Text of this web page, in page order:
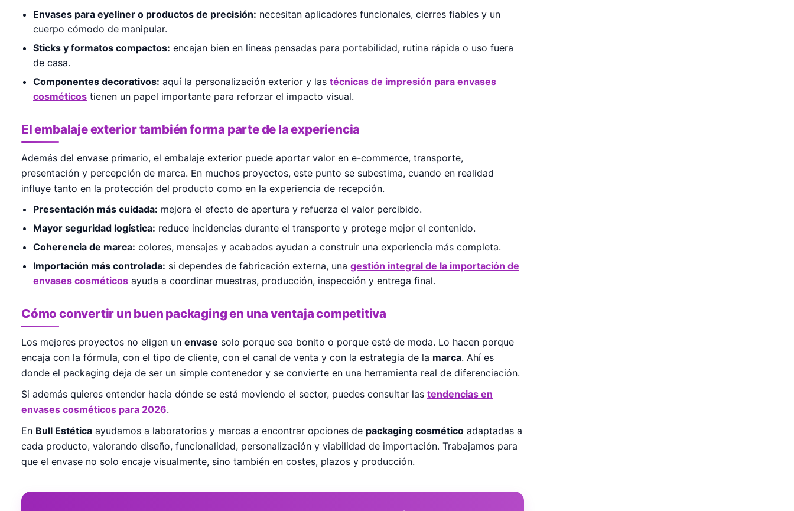
Envases para eyeliner o productos de precisión: necesitan aplicadores funcionales, cierres fiables y un
cuerpo cómodo de manipular.
Sticks y formatos compactos: encajan bien en líneas pensadas para portabilidad, rutina rápida o uso fuera
de casa.
Componentes decorativos: aquí la personalización exterior y las técnicas de impresión para envases
cosméticos tienen un papel importante para reforzar el impacto visual.
El embalaje exterior también forma parte de la experiencia
Además del envase primario, el embalaje exterior puede aportar valor en e-commerce, transporte,
presentación y percepción de marca. En muchos proyectos, este punto se subestima, cuando en realidad
influye tanto en la protección del producto como en la experiencia de recepción.
Presentación más cuidada: mejora el efecto de apertura y refuerza el valor percibido.
Mayor seguridad logística: reduce incidencias durante el transporte y protege mejor el contenido.
Coherencia de marca: colores, mensajes y acabados ayudan a construir una experiencia más completa.
Importación más controlada: si dependes de fabricación externa, una gestión integral de la importación de
envases cosméticos ayuda a coordinar muestras, producción, inspección y entrega final.
Cómo convertir un buen packaging en una ventaja competitiva
Los mejores proyectos no eligen un envase solo porque sea bonito o porque esté de moda. Lo hacen porque
encaja con la fórmula, con el tipo de cliente, con el canal de venta y con la estrategia de la marca. Ahí es
donde el packaging deja de ser un simple contenedor y se convierte en una herramienta real de diferenciación.
Si además quieres entender hacia dónde se está moviendo el sector, puedes consultar las tendencias en
envases cosméticos para 2026.
En Bull Estética ayudamos a laboratorios y marcas a encontrar opciones de packaging cosmético adaptadas a
cada producto, valorando diseño, funcionalidad, personalización y viabilidad de importación. Trabajamos para
que el envase no solo encaje visualmente, sino también en costes, plazos y producción.